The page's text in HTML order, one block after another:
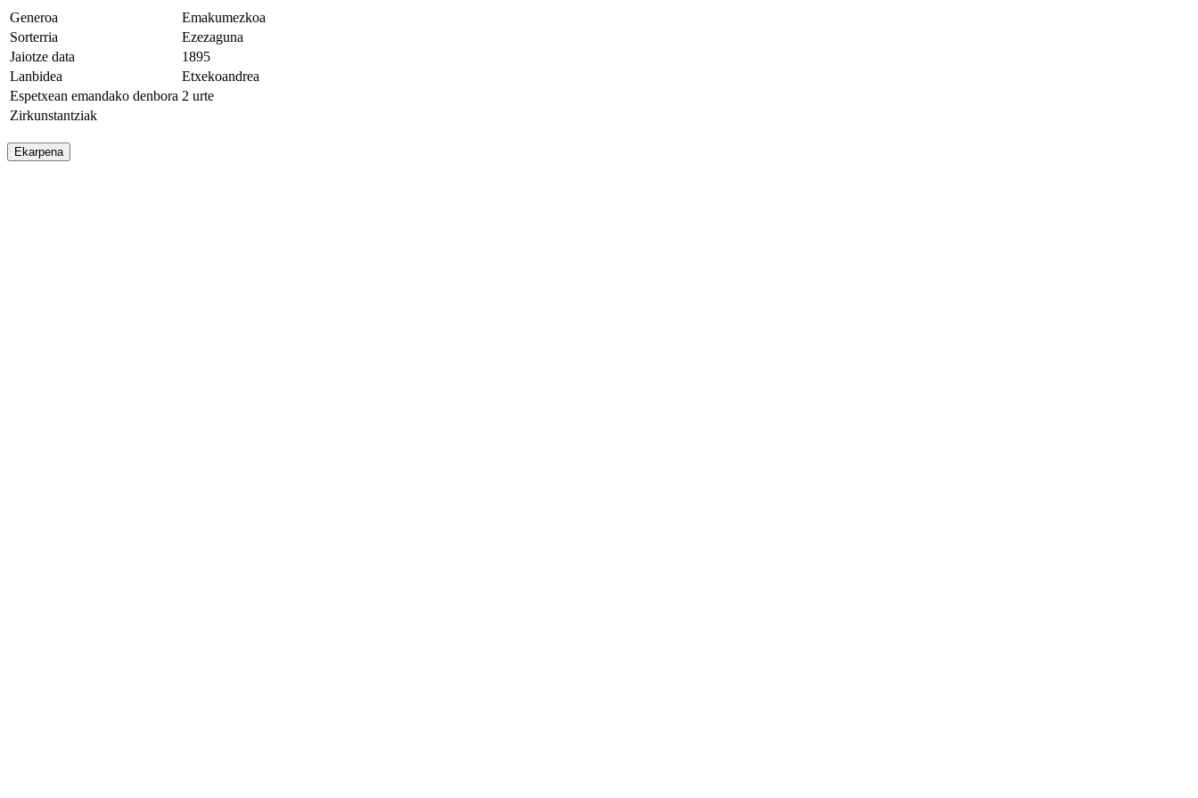
Generoa
Emakumezkoa
Sorterria
Ezezaguna
Jaiotze data
1895
Lanbidea
Etxekoandrea
Espetxean emandako denbora 2 urte
Zirkunstantziak